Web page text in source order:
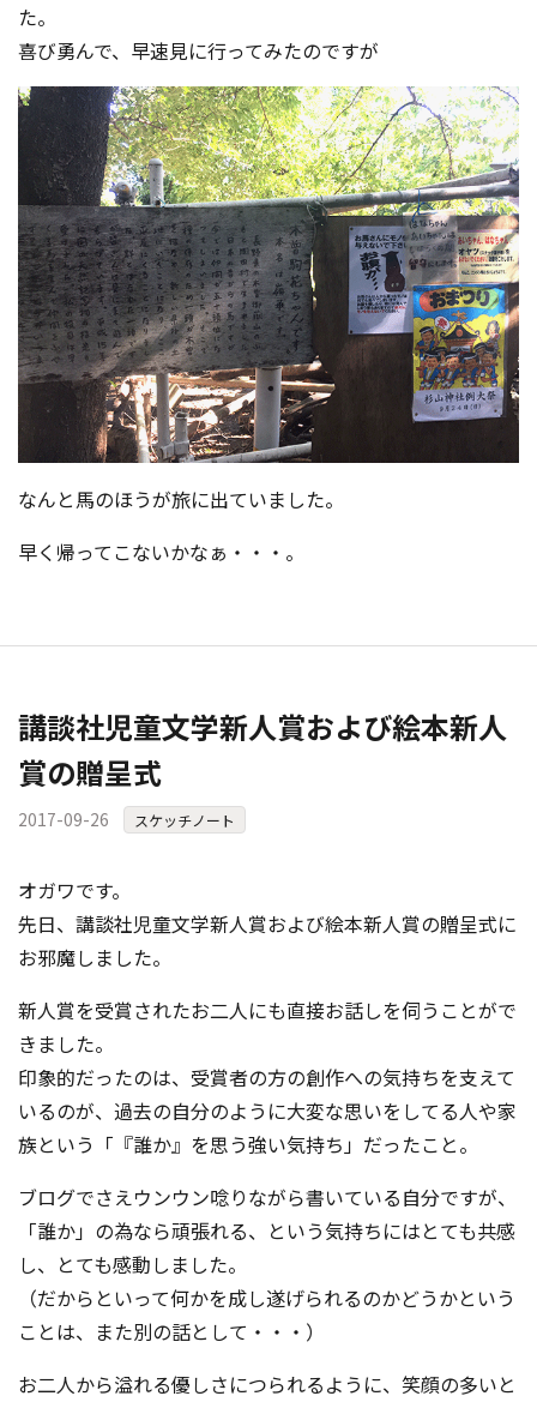
た。
喜び勇んで、早速見に行ってみたのですが
なんと馬のほうが旅に出ていました。
早く帰ってこないかなぁ・・・。
講談社児童文学新人賞および絵本新人
賞の贈呈式
2017-09-26 スケッチノート
オガワです。
先日、講談社児童文学新人賞および絵本新人賞の贈呈式に
お邪魔しました。
新人賞を受賞されたお二人にも直接お話しを伺うことがで
きました。
印象的だったのは、受賞者の方の創作への気持ちを支えて
いるのが、過去の自分のように大変な思いをしてる人や家
族という「『誰か』を思う強い気持ち」だったこと。
ブログでさえウンウン唸りながら書いている自分ですが、
「誰か」の為なら頑張れる、という気持ちにはとても共感
し、とても感動しました。
（だからといって何かを成し遂げられるのかどうかという
ことは、また別の話として・・・）
お二人から溢れる優しさにつられるように、笑顔の多いと